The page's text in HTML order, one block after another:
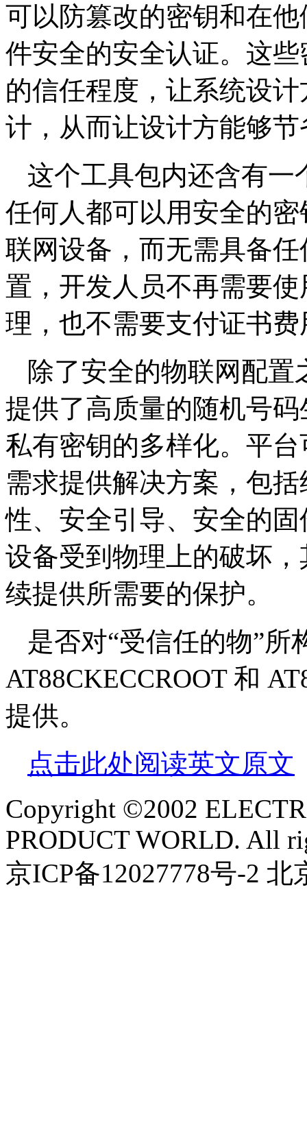
可以防篡改的密钥和在
件安全的安全认证。这
的信任程度，让系统设
计，从而让设计方能够
这个工具包内还含有一
任何人都可以用安全的
联网设备，而无需具备
置，开发人员不再需要
理，也不需要支付证书费
除了安全的物联网配置
提供了高质量的随机号
私有密钥的多样化。平
需求提供解决方案，包
性、安全引导、安全的
设备受到物理上的破坏
续提供所需要的保护。
是否对“受信任的物”所
AT88CKECCROOT 和
提供。
点击此处阅读英文原文
Copyright ©2002
PRODUCT WORLD. All
京ICP备12027778号-2